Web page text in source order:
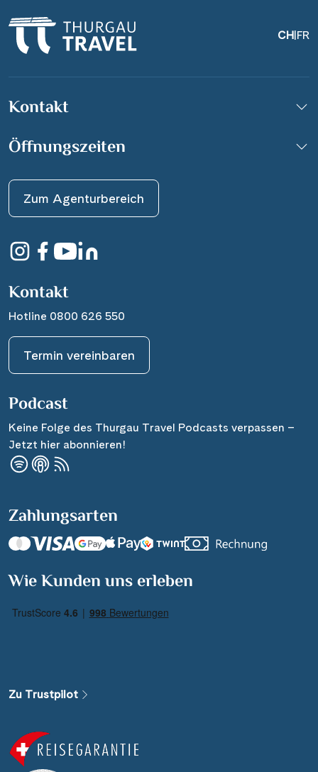
CH|FR
Kontakt
Öffnungszeiten
Zum Agenturbereich
Kontakt
Hotline 0800 626 550
Termin vereinbaren
Podcast
Keine Folge des Thurgau Travel Podcasts verpassen –
Jetzt hier abonnieren!
Zahlungsarten
Wie Kunden uns erleben
Zu Trustpilot
Suchen & Buchen
Alle Gewässer
Alle Schiffe